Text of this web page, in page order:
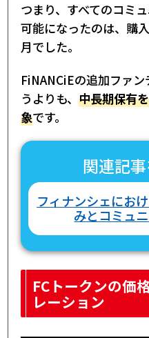
つまり、すべてのコミ
可能になったのは、購
月でした。
FiNANCiEの追加ファ
うよりも、 中長期保有
象です。
関連記
フィナンシェにお
みとコミュ
FCトークンの価
レーション